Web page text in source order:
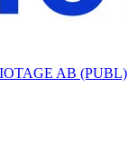
AB (PUBL)